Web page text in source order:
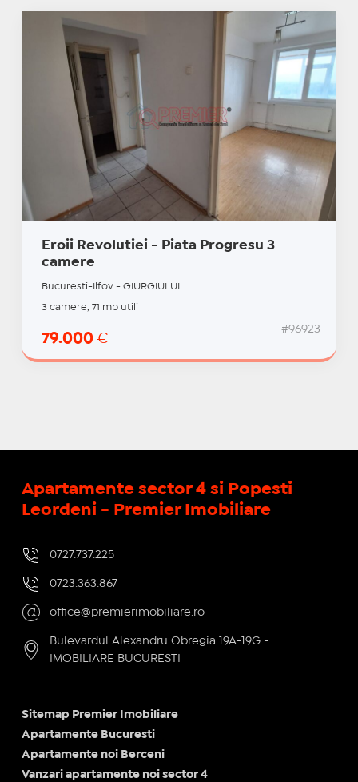
Eroii Revolutiei - Piata Progresu 3
camere
Bucuresti-Ilfov - GIURGIULUI
3 camere, 71 mp utili
79.000 €
#96923
Apartamente sector 4 si Popesti
Leordeni - Premier Imobiliare
0727.737.225
0723.363.867
office@premierimobiliare.ro
Bulevardul Alexandru Obregia 19A-19G -
IMOBILIARE BUCURESTI
Sitemap Premier Imobiliare
Apartamente Bucuresti
Apartamente noi Berceni
Vanzari apartamente noi sector 4